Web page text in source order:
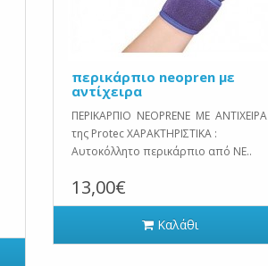
περικάρπιο neopren με
αντίχειρα
ΠΕΡΙΚΑΡΠΙΟ NEOPRENE ME ΑΝΤΙΧΕΙΡΑ
της Protec ΧΑΡΑΚΤΗΡΙΣΤΙΚΑ :
Αυτοκόλλητο περικάρπιο από NE..
13,00€
Καλάθι